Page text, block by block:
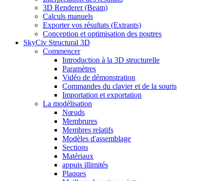
3D Renderer (Beam)
Calculs manuels
Exporter vos résultats (Extrants)
Conception et optimisation des poutres
SkyCiv Structural 3D
Commencer
Introduction à la 3D structurelle
Paramètres
Vidéo de démonstration
Commandes du clavier et de la souris
Importation et exportation
La modélisation
Nœuds
Membrures
Membres relatifs
Modèles d'assemblage
Sections
Matériaux
appuis illimités
Plaques